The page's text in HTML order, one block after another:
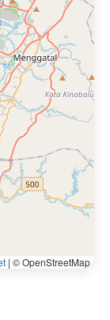
| © OpenStreetMap